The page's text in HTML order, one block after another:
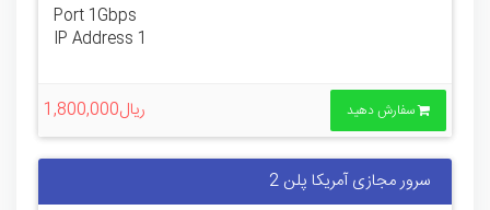
Port 1Gbps
1 IP Address
ریال1,800,000 سفارش دهید
سرور مجازی آمریکا پلن 2